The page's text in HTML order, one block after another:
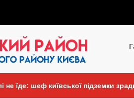
не їде: шеф київської підземки